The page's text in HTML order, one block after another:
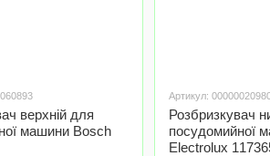
верхній для
машини Bosch
Артикул:
Розбризкувач
посудомийної
Electrolux